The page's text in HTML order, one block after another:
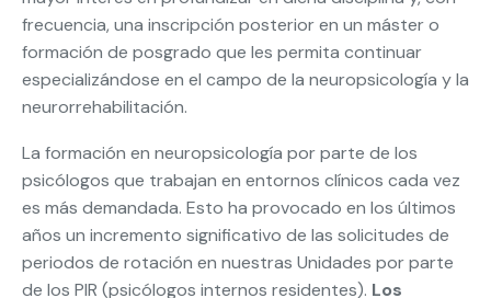
frecuencia, una inscripción posterior en un máster o
formación de posgrado que les permita continuar
especializándose en el campo de la neuropsicología y la
neurorrehabilitación.
La formación en neuropsicología por parte de los
psicólogos que trabajan en entornos clínicos cada vez
es más demandada. Esto ha provocado en los últimos
años un incremento significativo de las solicitudes de
periodos de rotación en nuestras Unidades por parte
de los PIR (psicólogos internos residentes). Los